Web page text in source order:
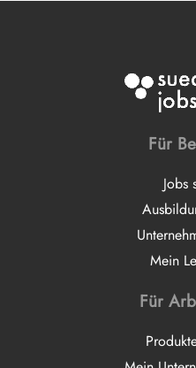
Für
Jobs
Mein
Für